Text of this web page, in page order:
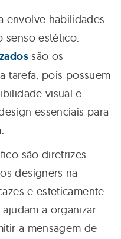
envolve habilidades
senso estético.
são os
tarefa, pois possuem
visual e
essenciais para
são diretrizes
designers na
e esteticamente
a organizar
a mensagem de